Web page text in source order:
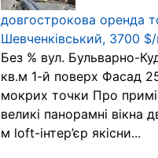
довгострокова оренда
Шевченківський, 3700 $/
Без % вул. Бульварно-
кв.м 1-й поверх Фасад
мокрих точки Про
великі панорамні вікна
м loft-інтер’єр якісни...